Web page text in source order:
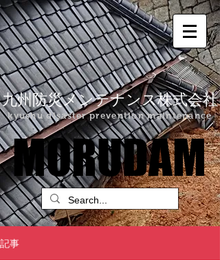
九州防災メンテナンス株式会社
kyushu disaster prevention maintenance
MORUDAM
MORUDAM
記事